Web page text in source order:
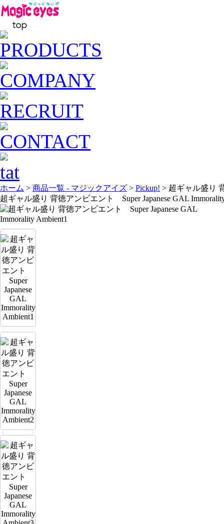
ホーム > 商品一覧 - マジックアイズ > Pickup! > 超ギャル盛り
超ギャル盛り 背徳アンビエント Super Japanese GAL